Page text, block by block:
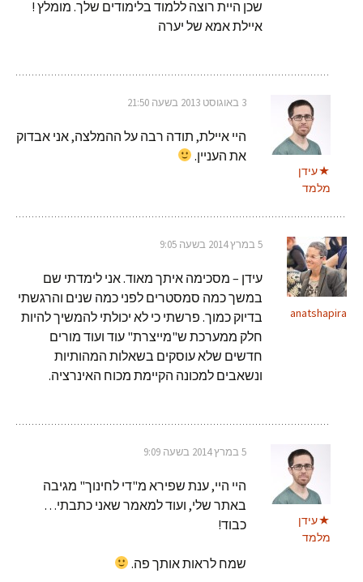
שכן היית רוצה ללמוד בלימודים שלך. מומלץ !
איילת אמא של יערה
עידן
מלמד
3 באוגוסט 2013 בשעה 21:50
היי איילת, תודה רבה על ההמלצה, אני אבדוק
את העניין.
anatshapira
5 במרץ 2014 בשעה 9:05
עידן – מסכימה איתך מאוד. אני לימדתי שם
במשך כמה סמסטרים לפני כמה שנים והרגשתי
בדיוק כמוך. פרשתי כי לא יכולתי להמשיך להיות
חלק ממערכת ש"מייצרת" עוד ועוד מורים
חדשים שלא עוסקים בשאלות המהותיות
ונשאבים למכונה הקיימת מכוח האינרציה.
עידן
מלמד
5 במרץ 2014 בשעה 9:09
היי היי, ענת שפירא מ"די לחינוך" מגיבה
באתר שלי, ועוד למאמר שאני כתבתי…
כבוד!
שמח לראות אותך פה.